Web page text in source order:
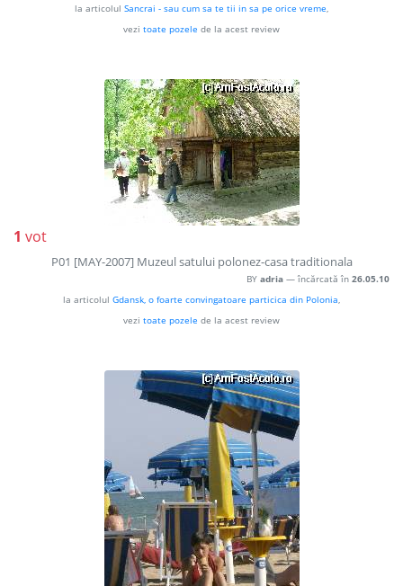
la articolul Sancrai - sau cum sa te tii in sa pe orice vreme,
vezi toate pozele de la acest review
1 vot
P01 [MAY-2007] Muzeul satului polonez-casa traditionala
BY adria — încărcată în 26.05.10
la articolul Gdansk, o foarte convingatoare particica din Polonia,
vezi toate pozele de la acest review